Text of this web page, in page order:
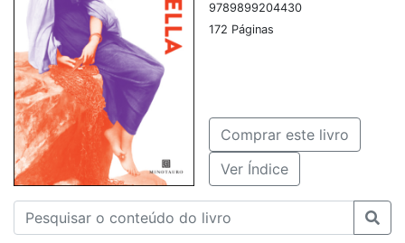
9789899204430
172 Páginas
Comprar este livro
Ver Índice